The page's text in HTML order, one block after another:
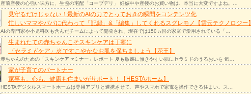
産前産後の心強い味方に、生協の宅配「コープデリ」 妊娠中や産後のお買い物は、本当に大変ですよね。…
見守るだけじゃない！最新のAIの力でとっておきの瞬間をコンテンツ化
忙しいママやパパに代わって「記録」&「編集」してくれるスグレモノ【雲云テクノロジー】
AIの専門家や小児科医も含んだチームによって開発され、現在では150ヵ国の家庭で愛用されている「…
生まれたての赤ちゃんこそスキンケアは丁寧に
「セラミドケア」 ※ですこやかなお肌を保ちましょう【花王】
赤ちゃんのための「スキンケアセミナー」レポート 夏も敏感に傾きやすい肌にセラミドのうるおいを 気…
家が子育てのパートナー
家事も、心も、健康も住まいがサポート！【HESTAホーム】
HESTAデジタルスマートホームは専用アプリと連携させて、声やスマホで家電を操作できる住まい。ス…